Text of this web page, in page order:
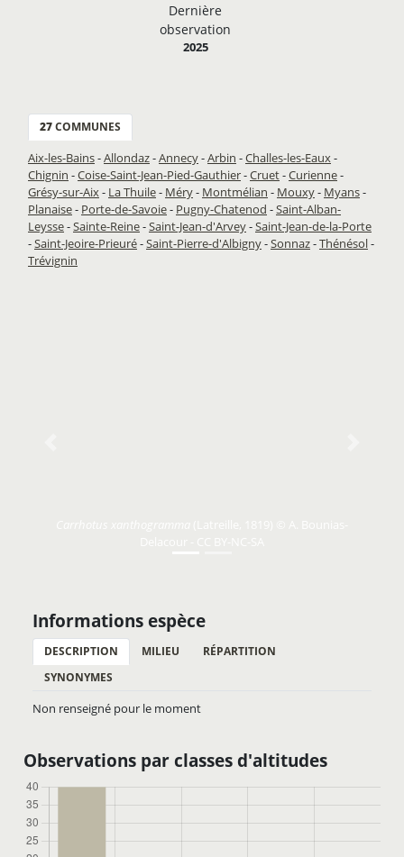
Dernière
observation
2025
27COMMUNES
Aix-les-Bains-Allondaz-Annecy-Arbin -Challes-les-Eaux-
Chignin -Coise-Saint-Jean-Pied-Gauthier-Cruet-Curienne-
Grésy-sur-Aix- La Thuile- Méry- Montmélian - Mouxy- Myans-
Planaise- Porte-de-Savoie- Pugny-Chatenod -Saint-Alban-
Leysse-Sainte-Reine-Saint-Jean-d'Arvey-Saint-Jean-de-la-Porte
-Saint-Jeoire-Prieuré-Saint-Pierre-d'Albigny-Sonnaz-Thénésol-
Trévignin
Informations espèce
DESCRIPTION MILIEU
RÉPARTITION
SYNONYMES
Non renseigné pour le moment
Observations par classes d'altitudes